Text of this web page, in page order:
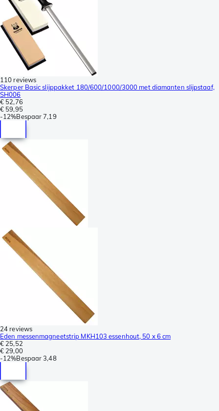
110 reviews
Skerper Basic slijppakket 180/600/1000/3000 met diamanten slijpstaaf,
SH006
€ 52,76
€ 59,95
-12%Bespaar 7,19
24 reviews
Eden messenmagneetstrip MKH103 essenhout, 50 x 6 cm
€ 25,52
€ 29,00
-12%Bespaar 3,48